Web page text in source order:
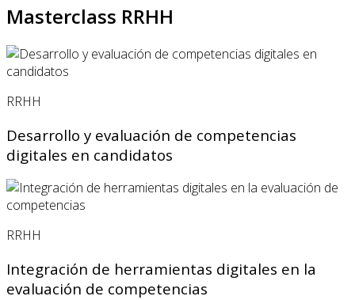
Masterclass RRHH
RRHH
Desarrollo y evaluación de competencias
digitales en candidatos
RRHH
Integración de herramientas digitales en la
evaluación de competencias